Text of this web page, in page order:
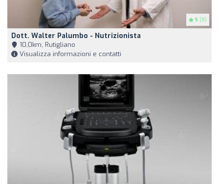
5 (8)
Dott. Walter Palumbo - Nutrizionista
10,0km, Rutigliano
Visualizza informazioni e contatti